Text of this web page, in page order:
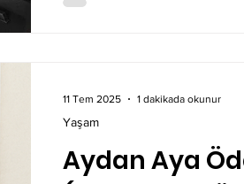
dengesini kurmak bazen
dikkat etmeniz gerektiğini bu
İzmir Spor Salonu Üyeliği Ol
Aydan Aya
Yaşam
11 Tem 2025 1 dakikada okunur